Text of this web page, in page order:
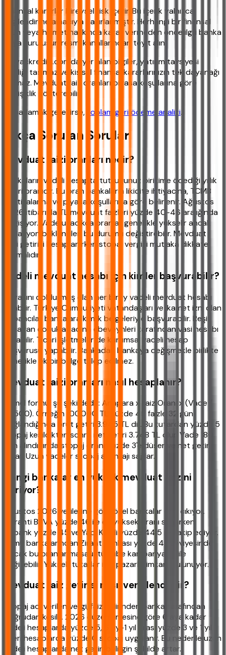
Finansal kararlar bireysel risk içerir. Bu içerik yalnızca
bilgilendirme amacıyla hazırlanmıştır. Herhangi bir finansal
ürün veya hizmet hakkında karar vermeden önce ilgili banka
veya kuruluşun resmi kanallarından teyit alın.
ihtiyackredisi.com'da yer alan bilgiler, yatırım tavsiyesi
niteliği taşımaz ve kişisel finansal kararlarınızın tek dayanağı
olamaz. Mevduat faiz oranları piyasa koşullarına göre
değişiklik gösterebilir.
Toparlamak gerekirse, toplam geri ödeme analizi.
Sıkça Sorulan Sorular
Mevduat faizi oranları nedir?
Bankaların vadeli hesapta tuttuğunuz birikime ödediği yıllık
getiri oranıdır. Bu oran bankaların likidite ihtiyacına, TCMB
politikalarına ve piyasa koşullarına göre belirlenir. Ağustos
2026 itibarıyla TL mevduat faizleri yüzde 40-46 aralığında
değişiyor. Vade uzadıkça oranlar genellikle yükselir ancak
enflasyon beklentileri bu durumu değiştirebilir. Mevduat
faizi getirisi hesaplanırken stopaj vergisi mutlaka dikkate
alınmalıdır.
Vadeli mevduat hesabı için kimler başvurabilir?
18 yaşını doldurmuş olan her birey vadeli mevduat hesabı
açabilir. Türkiye Cumhuriyeti vatandaşları ve ikamet izni olan
yabancılar bankalara kimlik belgeleriyle başvurabilir. Reşit
olmayan çocuklar adına ebeveynleri tarafından vasi hesabı
açılabilir. Ticari işletmeler de kurumsal vadeli hesap
başvurusu yapabilir. Bankadan bankaya değişmekle birlikte
genellikle ek bir belge talep edilmez.
Mevduat faizi oranları nasıl hesaplanır?
Temel formül şu şekildedir: Anapara x Faiz Oranı x (Vade /
36500). Örneğin 100.000 TL yüzde 45 faizle 32 gün
bağlandığında brüt getiri 3.945 TL dir. Bu tutardan yüzde 5
stopaj kesildikten sonra net getiri 3.748 TL olur. Vade 180
gün alındığında stopaj oranı yüzde 3'e düşer ve net getiri
artar. Uzun vadeler stopaj avantajı sağlar.
Hangi bankalar en yüksek mevduat faizini
veriyor?
Ağustos 2026 verilerine göre özel bankalar öne çıkıyor.
Garanti BBVA yüzde 46 ile en yüksek oranı sunarken
Akbank yüzde 45 ve Yapı Kredi yüzde 44,5 ile takip ediyor.
Kamu bankalarından Ziraat Bankası yüzde 42 seviyesinde.
Ancak bu oranlar masaüstü şube kampanyaları ile
değişebilir. Yüksek tutarlar için pazarlık imkanı bulunuyor.
Mevduat faiz getirisi nasıl vergilendirilir?
Stopaj adı verilen vergi, faiz gelirinden banka tarafından
doğrudan kesilir. 2026 düzenlemesine göre 6 aya kadar
vadeli hesaplarda yüzde 5, 6 ay-1 yıl arası yüzde 3 ve 1 yıl
üzeri hesaplarda yüzde 0 stopaj uygulanır. Bu nedenle uzun
vadeli hesaplarda net getiri belirgin şekilde artar.